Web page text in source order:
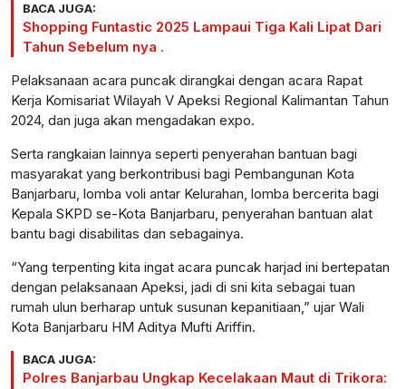
BACA JUGA:
Shopping Funtastic 2025 Lampaui Tiga Kali Lipat Dari
Tahun Sebelum nya .
Pelaksanaan acara puncak dirangkai dengan acara Rapat
Kerja Komisariat Wilayah V Apeksi Regional Kalimantan Tahun
2024, dan juga akan mengadakan expo.
Serta rangkaian lainnya seperti penyerahan bantuan bagi
masyarakat yang berkontribusi bagi Pembangunan Kota
Banjarbaru, lomba voli antar Kelurahan, lomba bercerita bagi
Kepala SKPD se-Kota Banjarbaru, penyerahan bantuan alat
bantu bagi disabilitas dan sebagainya.
“Yang terpenting kita ingat acara puncak harjad ini bertepatan
dengan pelaksanaan Apeksi, jadi di sni kita sebagai tuan
rumah ulun berharap untuk susunan kepanitiaan,” ujar Wali
Kota Banjarbaru HM Aditya Mufti Ariffin.
BACA JUGA:
Polres Banjarbau Ungkap Kecelakaan Maut di Trikora: